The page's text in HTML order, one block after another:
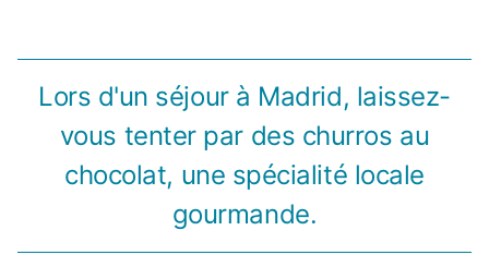
Lors d'un séjour à Madrid, laissez-
vous tenter par des churros au
chocolat, une spécialité locale
gourmande.